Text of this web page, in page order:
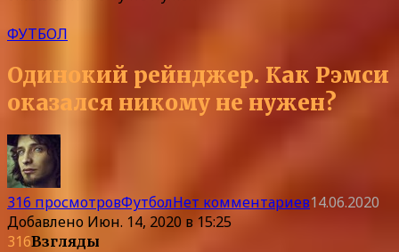
ФУТБОЛ
Одинокий рейнджер. Как Рэмси
оказался никому не нужен?
316 просмотровФутболНет комментариев14.06.2020
Добавлено Июн. 14, 2020 в 15:25
316Взгляды